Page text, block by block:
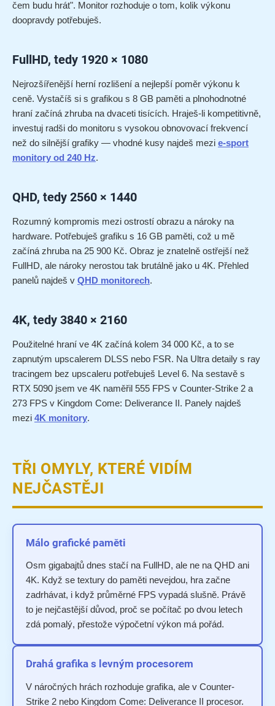
čem budu hrát". Monitor rozhoduje o tom, kolik výkonu
doopravdy potřebuješ.
FullHD, tedy 1920 × 1080
Nejrozšířenější herní rozlišení a nejlepší poměr výkonu k
ceně. Vystačíš si s grafikou s 8 GB paměti a plnohodnotné
hraní začíná zhruba na dvaceti tisících. Hraješ-li kompetitivně,
investuj radši do monitoru s vysokou obnovovací frekvencí
než do silnější grafiky — vhodné kusy najdeš mezi e-sport
monitory od 240 Hz.
QHD, tedy 2560 × 1440
Rozumný kompromis mezi ostrostí obrazu a nároky na
hardware. Potřebuješ grafiku s 16 GB paměti, což u mě
začíná zhruba na 25 900 Kč. Obraz je znatelně ostřejší než
FullHD, ale nároky nerostou tak brutálně jako u 4K. Přehled
panelů najdeš v QHD monitorech.
4K, tedy 3840 × 2160
Použitelné hraní ve 4K začíná kolem 34 000 Kč, a to se
zapnutým upscalerem DLSS nebo FSR. Na Ultra detaily s ray
tracingem bez upscaleru potřebuješ Level 6. Na sestavě s
RTX 5090 jsem ve 4K naměřil 555 FPS v Counter-Strike 2 a
273 FPS v Kingdom Come: Deliverance II. Panely najdeš
mezi 4K monitory.
TŘI OMYLY, KTERÉ VIDÍM
NEJČASTĚJI
Málo grafické paměti
Osm gigabajtů dnes stačí na FullHD, ale ne na QHD ani
4K. Když se textury do paměti nevejdou, hra začne
zadrhávat, i když průměrné FPS vypadá slušně. Právě
to je nejčastější důvod, proč se počítač po dvou letech
zdá pomalý, přestože výpočetní výkon má pořád.
Drahá grafika s levným procesorem
V náročných hrách rozhoduje grafika, ale v Counter-
Strike 2 nebo Kingdom Come: Deliverance II procesor.